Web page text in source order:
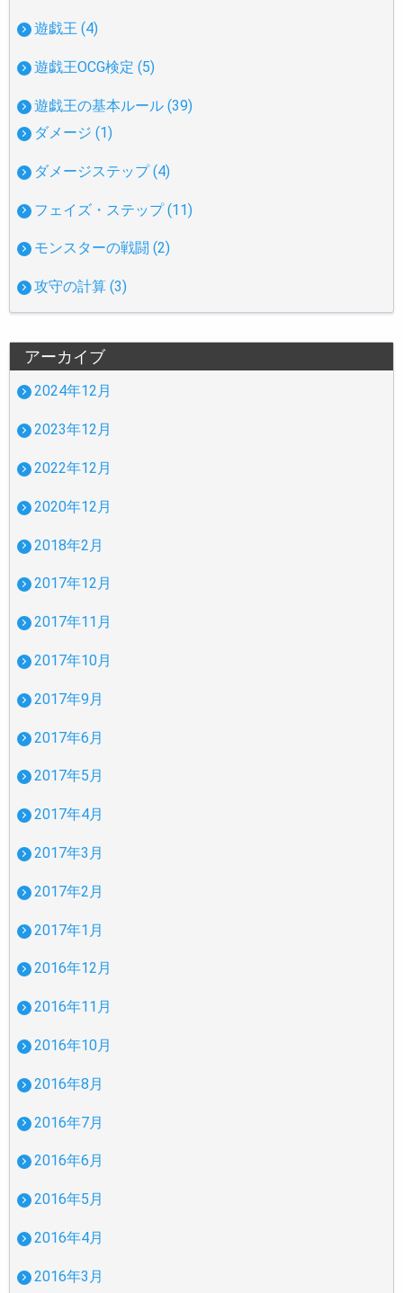
遊戯王 (4)
遊戯王OCG検定 (5)
遊戯王の基本ルール (39)
ダメージ (1)
ダメージステップ (4)
フェイズ・ステップ (11)
モンスターの戦闘 (2)
攻守の計算 (3)
アーカイブ
2024年12月
2023年12月
2022年12月
2020年12月
2018年2月
2017年12月
2017年11月
2017年10月
2017年9月
2017年6月
2017年5月
2017年4月
2017年3月
2017年2月
2017年1月
2016年12月
2016年11月
2016年10月
2016年8月
2016年7月
2016年6月
2016年5月
2016年4月
2016年3月